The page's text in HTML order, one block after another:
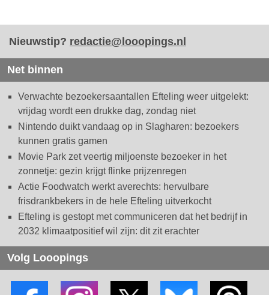
Nieuwstip? redactie@looopings.nl
Net binnen
Verwachte bezoekersaantallen Efteling weer uitgelekt:
vrijdag wordt een drukke dag, zondag niet
Nintendo duikt vandaag op in Slagharen: bezoekers
kunnen gratis gamen
Movie Park zet veertig miljoenste bezoeker in het
zonnetje: gezin krijgt flinke prijzenregen
Actie Foodwatch werkt averechts: hervulbare
frisdrankbekers in de hele Efteling uitverkocht
Efteling is gestopt met communiceren dat het bedrijf in
2032 klimaatpositief wil zijn: dit zit erachter
Volg Looopings